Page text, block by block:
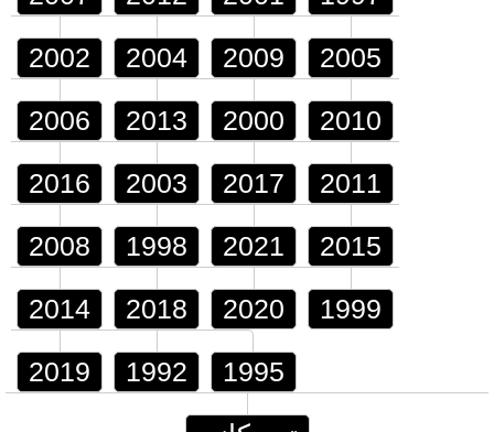
2002 2004 2009 2005
2006 2013 2000 2010
2016 2003 2017 2011
2008 1998 2021 2015
2014 2018 2020 1999
2019 1992 1995